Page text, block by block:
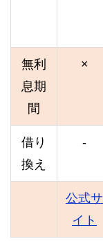
無利
息期
間
×
借り
換え
-
公式サ
イト